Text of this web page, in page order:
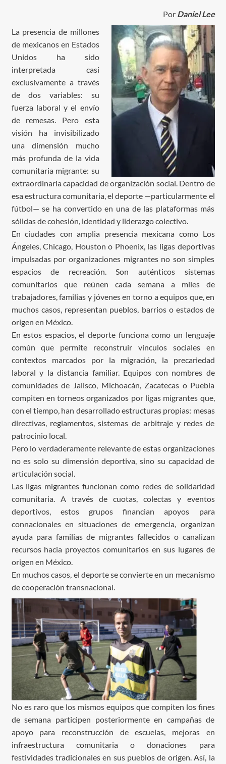
Por Daniel Lee
La presencia de millones
de mexicanos en Estados
Unidos ha sido
interpretada casi
exclusivamente a través
de dos variables: su
fuerza laboral y el envío
de remesas. Pero esta
visión ha invisibilizado
una dimensión mucho
más profunda de la vida
comunitaria migrante: su
extraordinaria capacidad de organización social. Dentro de
esa estructura comunitaria, el deporte —particularmente el
fútbol— se ha convertido en una de las plataformas más
sólidas de cohesión, identidad y liderazgo colectivo.
En ciudades con amplia presencia mexicana como Los
Ángeles, Chicago, Houston o Phoenix, las ligas deportivas
impulsadas por organizaciones migrantes no son simples
espacios de recreación. Son auténticos sistemas
comunitarios que reúnen cada semana a miles de
trabajadores, familias y jóvenes en torno a equipos que, en
muchos casos, representan pueblos, barrios o estados de
origen en México.
En estos espacios, el deporte funciona como un lenguaje
común que permite reconstruir vínculos sociales en
contextos marcados por la migración, la precariedad
laboral y la distancia familiar. Equipos con nombres de
comunidades de Jalisco, Michoacán, Zacatecas o Puebla
compiten en torneos organizados por ligas migrantes que,
con el tiempo, han desarrollado estructuras propias: mesas
directivas, reglamentos, sistemas de arbitraje y redes de
patrocinio local.
Pero lo verdaderamente relevante de estas organizaciones
no es solo su dimensión deportiva, sino su capacidad de
articulación social.
Las ligas migrantes funcionan como redes de solidaridad
comunitaria. A través de cuotas, colectas y eventos
deportivos, estos grupos financian apoyos para
connacionales en situaciones de emergencia, organizan
ayuda para familias de migrantes fallecidos o canalizan
recursos hacia proyectos comunitarios en sus lugares de
origen en México.
En muchos casos, el deporte se convierte en un mecanismo
de cooperación transnacional.
No es raro que los mismos equipos que compiten los fines
de semana participen posteriormente en campañas de
apoyo para reconstrucción de escuelas, mejoras en
infraestructura comunitaria o donaciones para
festividades tradicionales en sus pueblos de origen. Así, la